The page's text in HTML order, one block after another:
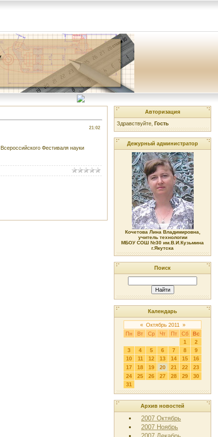
21:02
Фестиваля науки
Авторизация
Здравствуйте, Гость
Дежурный администратор
Кочетова Лина Владимировна,
учитель технологии
МБОУ СОШ №30 им.В.И.Кузьмина
г.Якутска
Поиск
Календарь
« Октябрь 2011
»
Пн
Вт Ср Чт Пт Сб
Вс
1
2
3
4 5 6 7 8
9
10
11 12 13 14 15
16
17
18 19 20 21 22
23
24
25 26 27 28 29
30
31
Архив новостей
2007 Октябрь
2007 Ноябрь